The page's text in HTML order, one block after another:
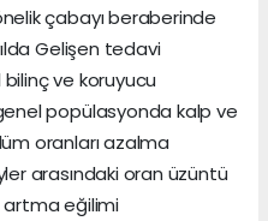
çabayı beraberinde
Gelişen tedavi
ve koruyucu
popülasyonda kalp ve
oranları azalma
arasındaki oran üzüntü
artma eğilimi